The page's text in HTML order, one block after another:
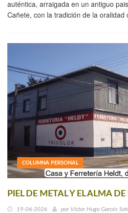
auténtica, arraigada en un antiguo
Cañete, con la tradición de la oralidad
COLUMNA PERSONAL
PIEL DE METAL Y EL ALMA
19-06-2026 por Víctor Hugo Garcés